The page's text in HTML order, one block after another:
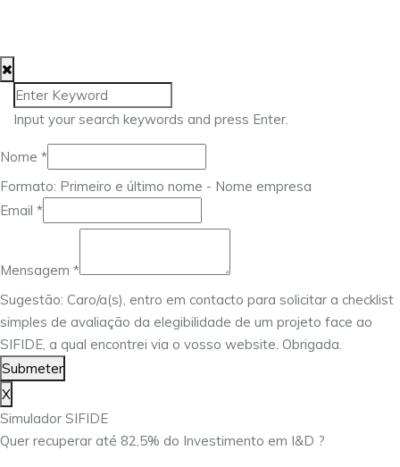
Input your search keywords and press Enter.
Mensagem
Email
Nome *
Formato: Primeiro e último nome - Nome empresa
Email *
Mensagem *
Sugestão: Caro/a(s), entro em contacto para solicitar a checklist
simples de avaliação da elegibilidade de um projeto face ao
SIFIDE, a qual encontrei via o vosso website. Obrigada.
Submeter
X
Simulador SIFIDE
Quer recuperar até 82,5% do Investimento em I&D ?